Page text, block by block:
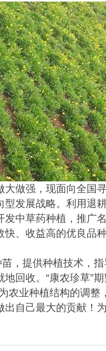
大做强，现面向全国
型发展战略。利用退
发中草药种植，推广
快、收益高的优良品
，提供种植技术，
回收。“康农珍草”
农业种植结构的调整
出自己最大的贡献！